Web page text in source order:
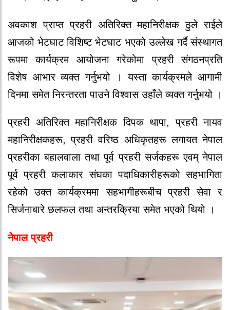
अवकाश प्राप्त प्रहरी अतिरिक्त महानिरीक्षक ठुले राईले
आजको भेटघाट विशिष्ट भेटघाट भएको उल्लेख गर्दै संस्थागत
रूपमा कार्यक्रम आयोजना गरेकोमा प्रहरी संगठनप्रति
विशेष आभार व्यक्त गर्नुभयो । यस्ता कार्यक्रमले आगामी
दिनमा समेत निरन्तरता पाउने विश्वास उहाँले व्यक्त गर्नुभयो ।
प्रहरी अतिरिक्त महानिरीक्षक दिपक थापा, प्रहरी नायव
महानिरीक्षकहरू, प्रहरी वरिष्ठ अधिकृतहरू लगायत नेपाल
प्रहरीका बहालवाला तथा पूर्व प्रहरी सर्जकहरू एवम् नेपाल
पूर्व प्रहरी कलाकार संघका पदाधिकारीहरूको सहभागिता
रहेको उक्त कार्यक्रममा सहभागीहरूबीच प्रहरी सेवा र
सिर्जनाबारे छलफल तथा अन्तरक्रिया समेत भएको थियो ।
नेपाल प्रहरी